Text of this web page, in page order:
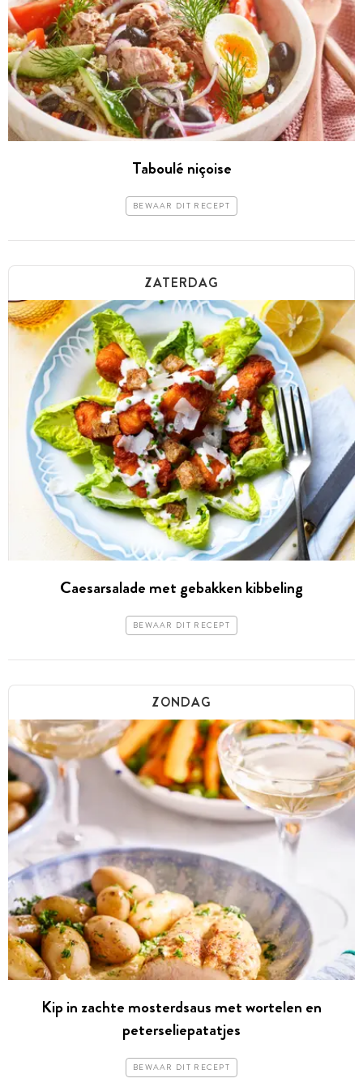
Taboulé niçoise
BEWAAR DIT RECEPT
ZATERDAG
Caesarsalade met gebakken kibbeling
BEWAAR DIT RECEPT
ZONDAG
Kip in zachte mosterdsaus met wortelen en
peterseliepatatjes
BEWAAR DIT RECEPT